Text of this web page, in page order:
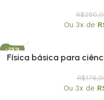
R$
Ou 3x de
-26%
Física básica para
R$
Ou 3x de